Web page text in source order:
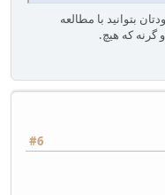
بتوانید با مطالعه
#6